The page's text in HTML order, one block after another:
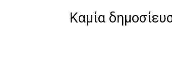
Καμία